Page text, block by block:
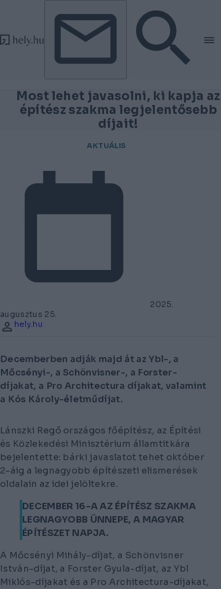
Tovább a tartalomhoz
Tovább a lábléchez
Most lehet javasolni, ki kapja az
építész szakma legjelentősebb
díjait!
AKTUÁLIS
2025.
augusztus 25.
hely.hu
Decemberben adják majd át az Ybl-, a
Mőcsényi-, a Schönvisner-, a Forster-
díjakat, a Pro Architectura díjakat, valamint
a Kós Károly-életműdíjat.
Lánszki Regő országos főépítész, az Építési
és Közlekedési Minisztérium államtitkára
bejelentette: bárki javaslatot tehet október
2-áig a legnagyobb építészeti elismerések
oldalain az idei jelöltekre.
DECEMBER 16-A AZ ÉPÍTÉSZ SZAKMA
LEGNAGYOBB ÜNNEPE, A MAGYAR
ÉPÍTÉSZET NAPJA.
A Mőcsényi Mihály-díjat, a Schönvisner
István-díjat, a Forster Gyula-díjat, az Ybl
Miklós-díjakat és a Pro Architectura-díjakat,